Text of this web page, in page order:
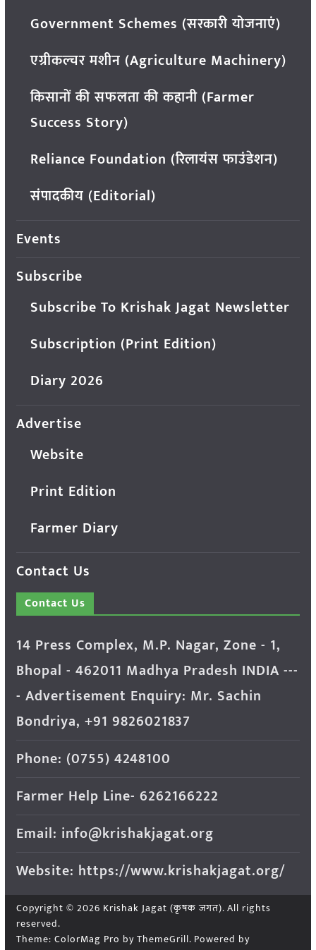
Government Schemes (सरकारी योजनाएं)
एग्रीकल्चर मशीन (Agriculture Machinery)
किसानों की सफलता की कहानी (Farmer
Success Story)
Reliance Foundation (रिलायंस फाउंडेशन)
संपादकीय (Editorial)
Events
Subscribe
Subscribe To Krishak Jagat Newsletter
Subscription (Print Edition)
Diary 2026
Advertise
Website
Print Edition
Farmer Diary
Contact Us
Contact Us
14 Press Complex, M.P. Nagar, Zone - 1,
Bhopal - 462011 Madhya Pradesh INDIA ---
- Advertisement Enquiry: Mr. Sachin
Bondriya, +91 9826021837
Phone: (0755) 4248100
Farmer Help Line- 6262166222
Email: info@krishakjagat.org
Website: https://www.krishakjagat.org/
Copyright © 2026 Krishak Jagat (कृषक जगत). All rights
reserved.
Theme: ColorMag Pro by ThemeGrill. Powered by